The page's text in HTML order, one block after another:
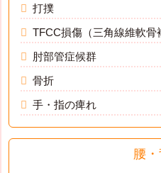
打撲
TFCC損傷（三角線維軟骨
肘部管症候群
骨折
手・指の痺れ
腰